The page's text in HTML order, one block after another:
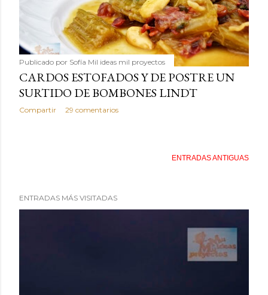
Publicado por Sofía Mil ideas mil proyectos
CARDOS ESTOFADOS Y DE POSTRE UN
SURTIDO DE BOMBONES LINDT
Compartir 29 comentarios
ENTRADAS ANTIGUAS
ENTRADAS MÁS VISITADAS